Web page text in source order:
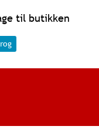
til butikken